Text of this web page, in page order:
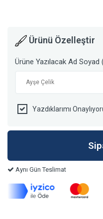
Ürünü Özelleştir
Ürüne Yazılacak Ad Soyad
Yazdıklarımı
Aynı Gün Teslimat